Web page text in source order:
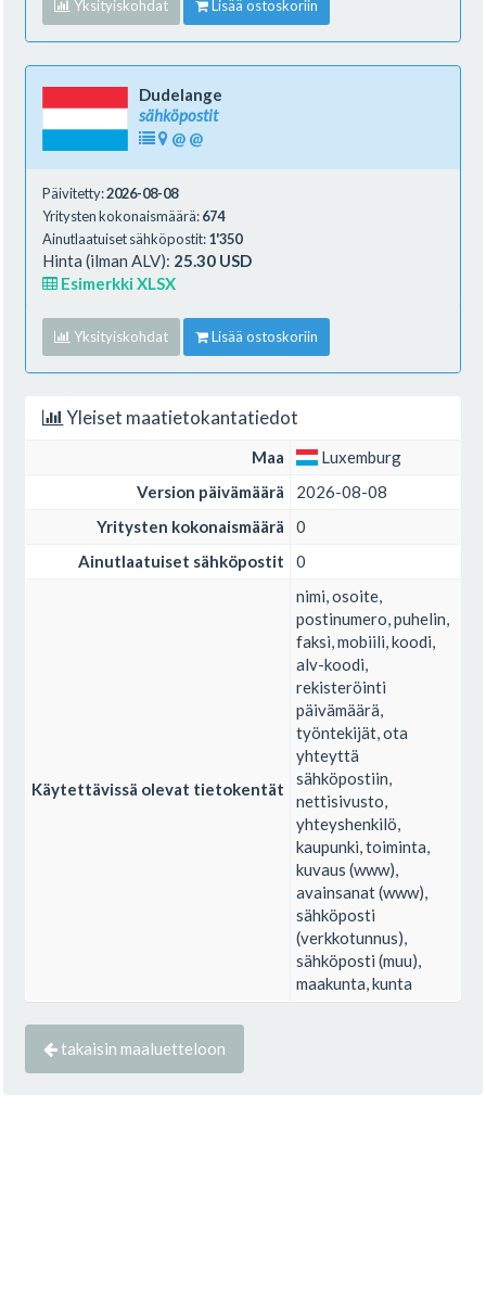
Yksityiskohdat Lisää ostoskoriin
Dudelange
sähköpostit
@ @
Päivitetty:2026-08-08
Yritysten kokonaismäärä:674
Ainutlaatuiset sähköpostit:1'350
Hinta (ilman ALV): 25.30 USD
Esimerkki XLSX
Yksityiskohdat Lisää ostoskoriin
Yleiset maatietokantatiedot
Maa
Luxemburg
Version päivämäärä
2026-08-08
Yritysten kokonaismäärä
0
Ainutlaatuiset sähköpostit
0
Käytettävissä olevat tietokentät
nimi, osoite,
postinumero, puhelin,
faksi, mobiili, koodi,
alv-koodi,
rekisteröinti
päivämäärä,
työntekijät, ota
yhteyttä
sähköpostiin,
nettisivusto,
yhteyshenkilö,
kaupunki, toiminta,
kuvaus (www),
avainsanat (www),
sähköposti
(verkkotunnus),
sähköposti (muu),
maakunta, kunta
takaisin maaluetteloon